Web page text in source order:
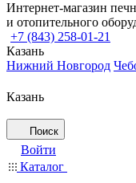
Интернет-магазин
и отопительного
+7 (843) 258-01-21
Казань
Нижний Новгород
Казань
Поиск
Войти
Каталог